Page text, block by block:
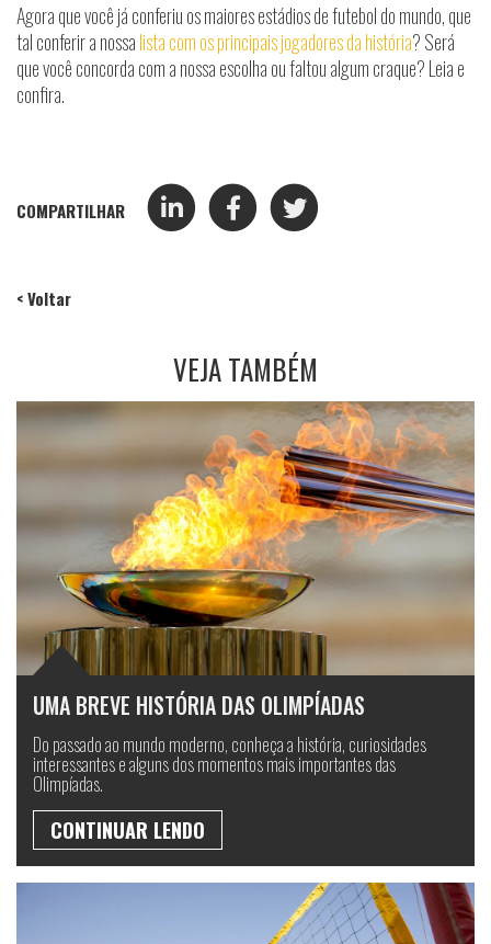
Agora que você já conferiu os maiores estádios de futebol do mundo, que
tal conferir a nossalista com os principais jogadores da história? Será
que você concorda com a nossa escolha ou faltou algum craque? Leia e
confira.
COMPARTILHAR
< Voltar
VEJA TAMBÉM
UMA BREVE HISTÓRIA DAS OLIMPÍADAS
Do passado ao mundo moderno, conheça a história, curiosidades
interessantes e alguns dos momentos mais importantes das
Olimpíadas.
CONTINUAR LENDO